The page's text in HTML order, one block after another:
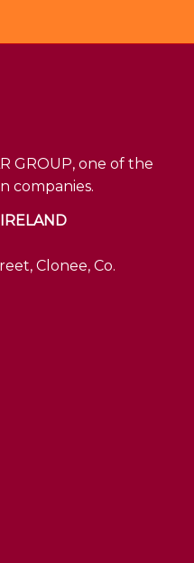
GROUP, one of the
companies.
Clonee, Co.